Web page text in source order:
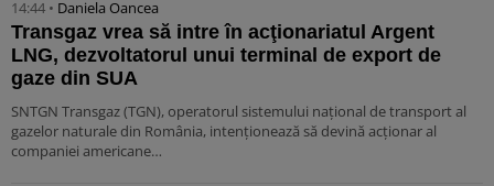
14:44 • Daniela Oancea
Transgaz vrea să intre în acţionariatul Argent
LNG, dezvoltatorul unui terminal de export de
gaze din SUA
SNTGN Transgaz (TGN), operatorul sistemului naţional de transport al
gazelor naturale din România, intenţionează să devină acţionar al
companiei americane…